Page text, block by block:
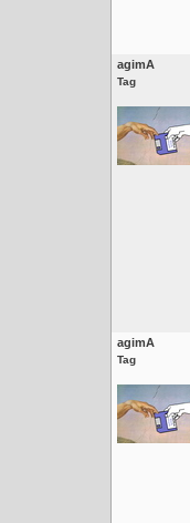
agimA
Tag
agimA
Tag